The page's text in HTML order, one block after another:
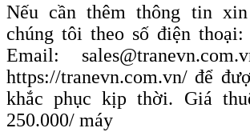
Nếu cần thêm thông tin
chúng tôi theo số điện thoại:
Email:
https://tranevn.com.vn/ để
khắc phục kịp thời. Giá
250.000/ máy